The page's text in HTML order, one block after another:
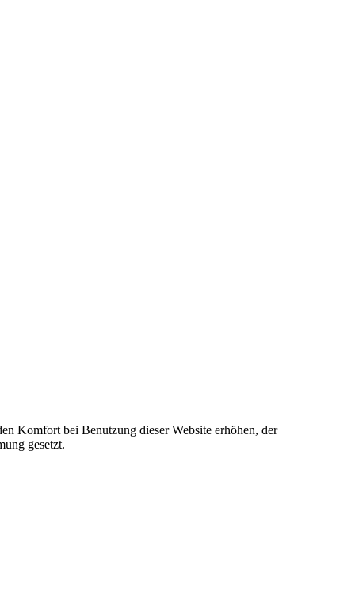
Komfort bei Benutzung dieser Website erhöhen, der
gesetzt.